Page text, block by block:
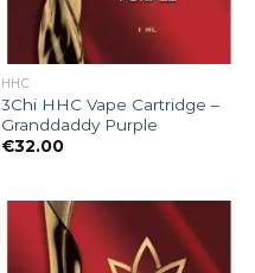
HHC
3Chi HHC Vape Cartridge –
Granddaddy Purple
€32.00